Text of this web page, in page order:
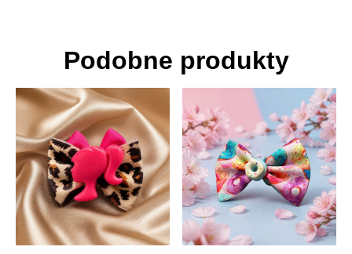
Podobne produkty